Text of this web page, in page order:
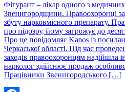
Фігурант – лікар одного з медичних
Звенигородщини. Правоохоронці
збуту нарковмісного препарату.
про підозру, йому загрожує до
Про це повідомляє Kanos із
Черкаської області. Під час
заходів правоохоронцям надійшла
нарколог здійснює продаж
Працівники Звенигородського […]